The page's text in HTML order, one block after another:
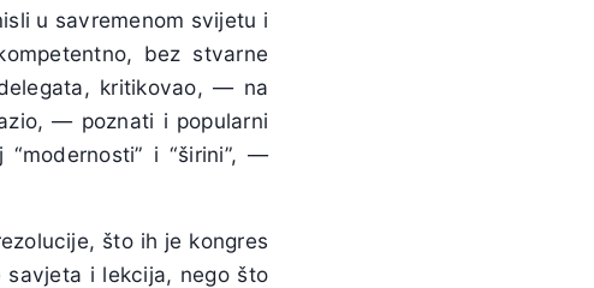
u savremenom svijetu i
bez stvarne
kritikovao, — na
— poznati i popularni
i “širini”, —
što ih je kongres
i lekcija, nego što